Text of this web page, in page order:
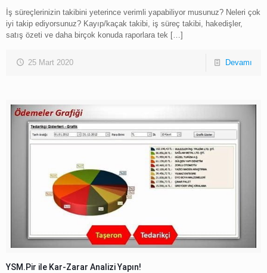
İş süreçlerinizin takibini yeterince verimli yapabiliyor musunuz? Neleri çok
iyi takip ediyorsunuz? Kayıp/kaçak takibi, iş süreç takibi, hakedişler,
satış özeti ve daha birçok konuda raporlara tek […]
25 Mart 2020 Devamı
YSM.Pir ile Kar-Zarar Analizi Yapın!